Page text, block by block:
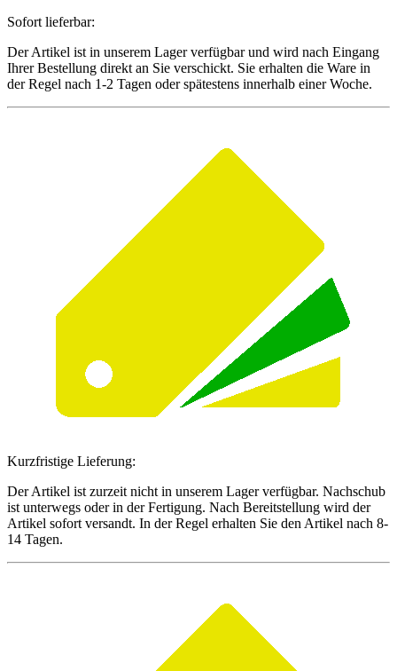
Sofort lieferbar:
Der Artikel ist in unserem Lager verfügbar und wird nach Eingang
Ihrer Bestellung direkt an Sie verschickt. Sie erhalten die Ware in
der Regel nach 1-2 Tagen oder spätestens innerhalb einer Woche.
Kurzfristige Lieferung:
Der Artikel ist zurzeit nicht in unserem Lager verfügbar. Nachschub
ist unterwegs oder in der Fertigung. Nach Bereitstellung wird der
Artikel sofort versandt. In der Regel erhalten Sie den Artikel nach 8-
14 Tagen.